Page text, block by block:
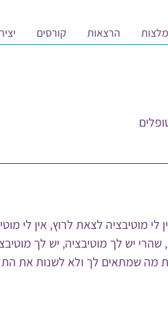
הרצאות קורסים
מוטיבציה לצאת לרוץ, אין לי
שהרי יש לך מוטיבציה, יש לך
את מה שמתאים לך ולא לשנות את